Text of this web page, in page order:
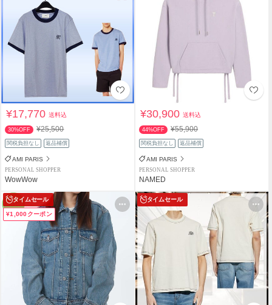
¥17,770送料込
30%OFF ¥25,500
関税負担なし 返品補償
AMI PARIS
PERSONAL SHOPPER
WowWow
¥30,900送料込
44%OFF ¥55,900
関税負担なし 返品補償
AMI PARIS
PERSONAL SHOPPER
NAMED
タイムセール
¥1,000クーポン
タイムセール